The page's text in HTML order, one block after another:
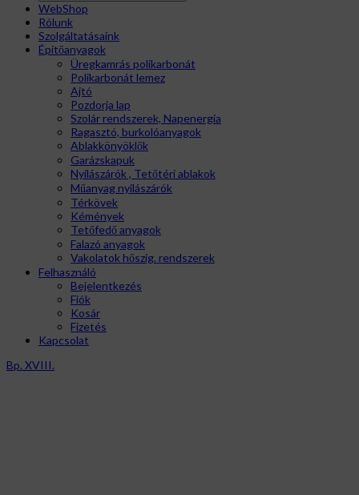
WebShop
Rólunk
Szolgáltatásaink
Épitőanyagok
Üregkamrás polikarbonát
Polikarbonát lemez
Ajtó
Pozdorja lap
Szolár rendszerek, Napenergia
Ragasztó, burkolóanyagok
Ablakkönyöklők
Garázskapuk
Nyílászárók , Tetőtéri ablakok
Műanyag nyílászárók
Térkövek
Kémények
Tetőfedő anyagok
Falazó anyagok
Vakolatok hőszig. rendszerek
Felhasználó
Bejelentkezés
Fiók
Kosár
Fizetés
Kapcsolat
Bp. XVIII.